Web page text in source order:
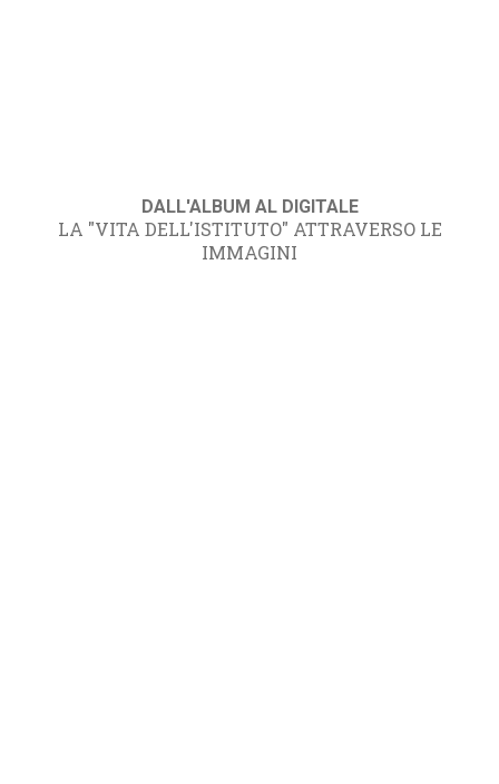
DALL'ALBUM AL DIGITALE
LA "VITA DELL'ISTITUTO" ATTRAVERSO LE
IMMAGINI